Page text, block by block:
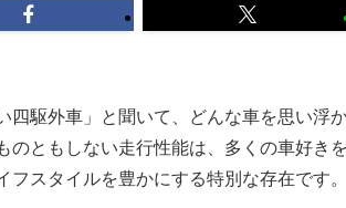
四駆外車」と聞いて、どんな車を思い
のともしない走行性能は、多くの車好き
フスタイルを豊かにする特別な存在です。